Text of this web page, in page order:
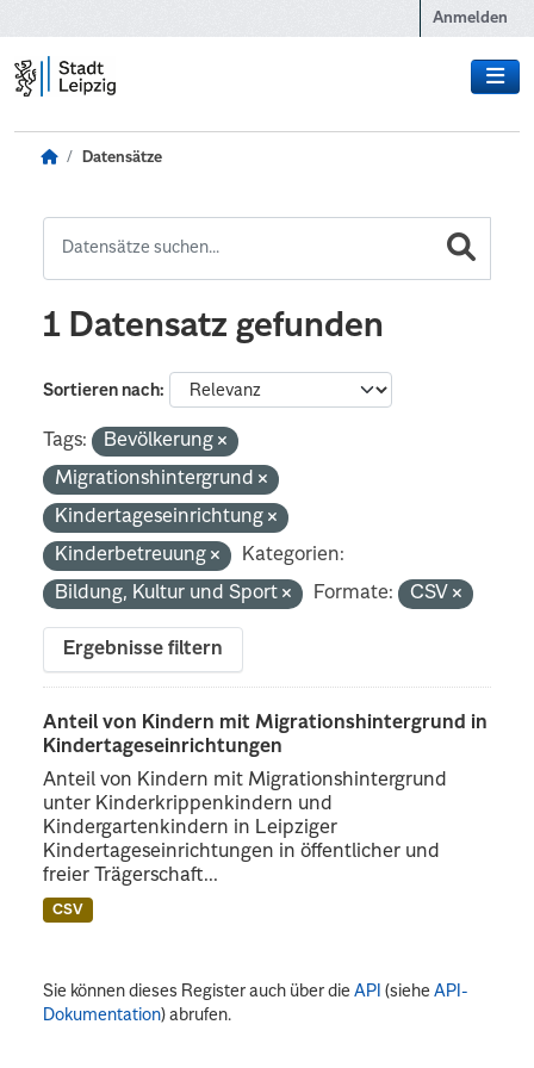
Anmelden
Datensätze
1 Datensatz gefunden
Sortieren nach
Tags:
Bevölkerung
Migrationshintergrund
Kindertageseinrichtung
Kinderbetreuung
Kategorien:
Bildung, Kultur und Sport
Formate: CSV
Ergebnisse filtern
Anteil von Kindern mit Migrationshintergrund in
Kindertageseinrichtungen
Anteil von Kindern mit Migrationshintergrund
unter Kinderkrippenkindern und
Kindergartenkindern in Leipziger
Kindertageseinrichtungen in öffentlicher und
freier Trägerschaft...
CSV
Sie können dieses Register auch über dieAPI (sieheAPI-
Dokumentation) abrufen.